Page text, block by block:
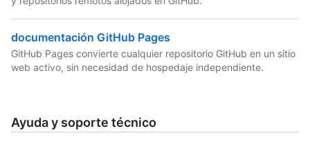
documentación GitHub Pages
GitHub Pages convierte cualquier repositorio GitHub en un sitio
web activo, sin necesidad de hospedaje independiente.
Ayuda y soporte técnico